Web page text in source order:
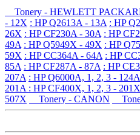
Tonery - HEWLETT
- 12X : HP Q2613A - 13A : HP
26X : HP CF230A - 30A : HP
49A : HP Q5949X - 49X : HP
59X : HP CC364A - 64A : HP
85A : HP CF287A - 87A : HP
207A : HP Q6000A, 1, 2, 3 - 124A
201A : HP CF400X, 1, 2, 3 - 201X
507X
Tonery - CANON